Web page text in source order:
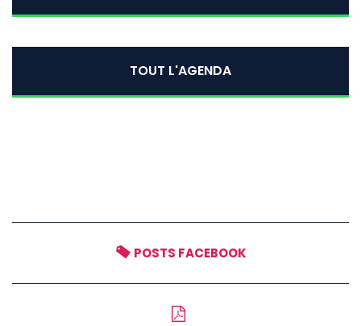
TOUT L'AGENDA
POSTS FACEBOOK